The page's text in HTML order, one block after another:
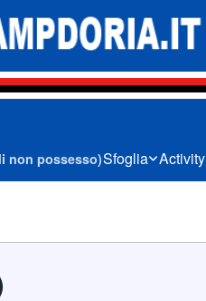
non possesso)Sfoglia Activity